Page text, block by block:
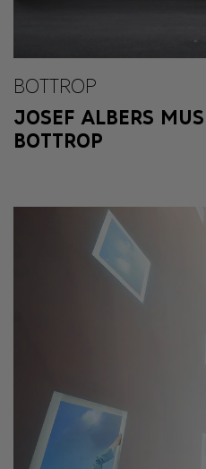
BOTTROP
JOSEF ALBERS
BOTTROP